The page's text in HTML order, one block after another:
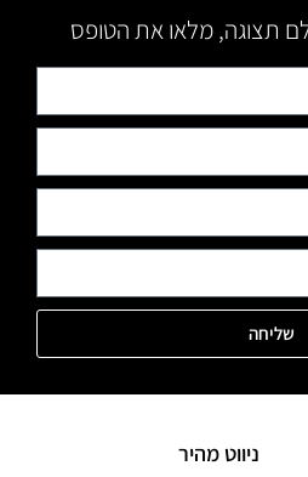
תצוגה, מלאו את הטופס
שליחה
ניווט מהיר